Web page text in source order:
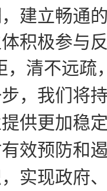
建立畅通
积极参与
，清不远疏
，我们将
供更加稳
效预防和
实现政府